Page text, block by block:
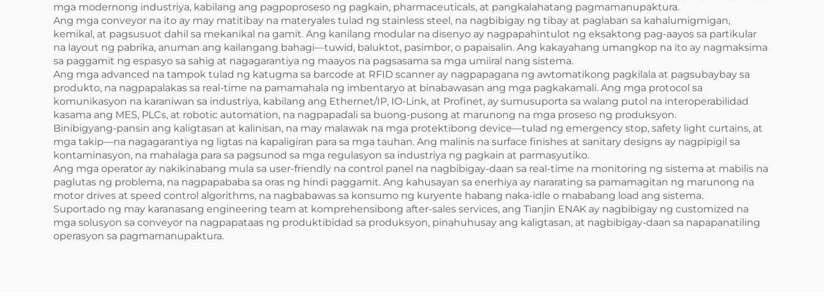
mga modernong industriya, kabilang ang pagpoproseso ng pagkain, pharmaceuticals, at pangkalahatang pagmamanupaktura.
Ang mga conveyor na ito ay may matitibay na materyales tulad ng stainless steel, na nagbibigay ng tibay at paglaban sa kahalumigmigan,
kemikal, at pagsusuot dahil sa mekanikal na gamit. Ang kanilang modular na disenyo ay nagpapahintulot ng eksaktong pag-aayos sa partikular
na layout ng pabrika, anuman ang kailangang bahagi—tuwid, baluktot, pasimbor, o papaisalin. Ang kakayahang umangkop na ito ay nagmaksima
sa paggamit ng espasyo sa sahig at nagagarantiya ng maayos na pagsasama sa mga umiiral nang sistema.
Ang mga advanced na tampok tulad ng katugma sa barcode at RFID scanner ay nagpapagana ng awtomatikong pagkilala at pagsubaybay sa
produkto, na nagpapalakas sa real-time na pamamahala ng imbentaryo at binabawasan ang mga pagkakamali. Ang mga protocol sa
komunikasyon na karaniwan sa industriya, kabilang ang Ethernet/IP, IO-Link, at Profinet, ay sumusuporta sa walang putol na interoperabilidad
kasama ang MES, PLCs, at robotic automation, na nagpapadali sa buong-pusong at marunong na mga proseso ng produksyon.
Binibigyang-pansin ang kaligtasan at kalinisan, na may malawak na mga protektibong device—tulad ng emergency stop, safety light curtains, at
mga takip—na nagagarantiya ng ligtas na kapaligiran para sa mga tauhan. Ang malinis na surface finishes at sanitary designs ay nagpipigil sa
kontaminasyon, na mahalaga para sa pagsunod sa mga regulasyon sa industriya ng pagkain at parmasyutiko.
Ang mga operator ay nakikinabang mula sa user-friendly na control panel na nagbibigay-daan sa real-time na monitoring ng sistema at mabilis na
paglutas ng problema, na nagpapababa sa oras ng hindi paggamit. Ang kahusayan sa enerhiya ay nararating sa pamamagitan ng marunong na
motor drives at speed control algorithms, na nagbabawas sa konsumo ng kuryente habang naka-idle o mababang load ang sistema.
Suportado ng may karanasang engineering team at komprehensibong after-sales services, ang Tianjin ENAK ay nagbibigay ng customized na
mga solusyon sa conveyor na nagpapataas ng produktibidad sa produksyon, pinahuhusay ang kaligtasan, at nagbibigay-daan sa napapanatiling
operasyon sa pagmamanupaktura.